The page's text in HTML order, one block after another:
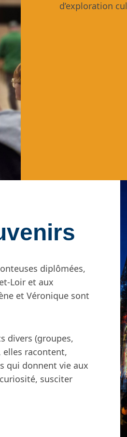
d’exploration
diplômées,
Loir et aux
et Véronique sont
divers (groupes,
elles racontent,
qui donnent vie aux
susciter